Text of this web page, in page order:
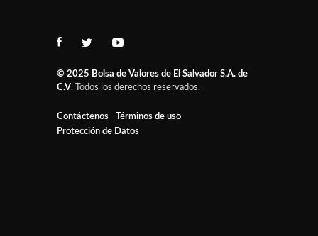
© 2025 Bolsa de Valores de El Salvador S.A. de
C.V. Todos los derechos reservados.
Contáctenos
Términos de uso
Protección de Datos